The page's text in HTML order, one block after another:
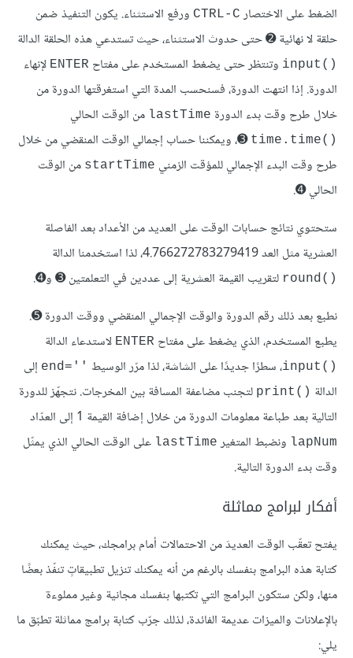
الضغط على الاختصار CTRL-C ورفع الاستثناء. يكون التنفيذ ضمن
حلقة لا نهائية ➋ حتى حدوث الاستثناء، حيث تستدعي هذه الحلقة الدالة
input()‎ وتنتظر حتى يضغط المستخدم على مفتاح ENTER لإنهاء
الدورة. إذا انتهت الدورة، فسنحسب المدة التي استغرقتها الدورة من
خلال طرح وقت بدء الدورة lastTime من الوقت الحالي
time.time()‎ ➌، ويمكننا حساب إجمالي الوقت المنقضي من خلال
طرح وقت البدء الإجمالي للمؤقت الزمني startTime من الوقت
الحالي ➍.
ستحتوي نتائج حسابات الوقت على العديد من الأعداد بعد الفاصلة
العشرية مثل العد 4.766272783279419، لذا استخدمنا الدالة
round()‎ لتقريب القيمة العشرية إلى عددين في التعلمتين ➌ و➍.
نطبع بعد ذلك رقم الدورة والوقت الإجمالي المنقضي ووقت الدورة ➎.
يطبع المستخدم، الذي يضغط على مفتاح ENTER لاستدعاء الدالة
input()‎، سطرًا جديدًا على الشاشة، لذا مرّر الوسيط end=''‎ إلى
الدالة print()‎ لتجنب مضاعفة المسافة بين المخرجات. نتجهّز للدورة
التالية بعد طباعة معلومات الدورة من خلال إضافة القيمة 1 إلى العدّاد
lapNum ونضبط المتغير lastTime على الوقت الحالي الذي يمثّل
وقت بدء الدورة التالية.
أفكار لبرامج مماثلة
يفتح تعقّب الوقت العديدَ من الاحتمالات أمام برامجك، حيث يمكنك
كتابة هذه البرامج بنفسك بالرغم من أنه يمكنك تنزيل تطبيقاتٍ تنفّذ بعضًا
منها، ولكن ستكون البرامج التي تكتبها بنفسك مجانية وغير مملوءة
بالإعلانات والميزات عديمة الفائدة، لذلك جرّب كتابة برامج مماثلة تطبّق ما
يلي: